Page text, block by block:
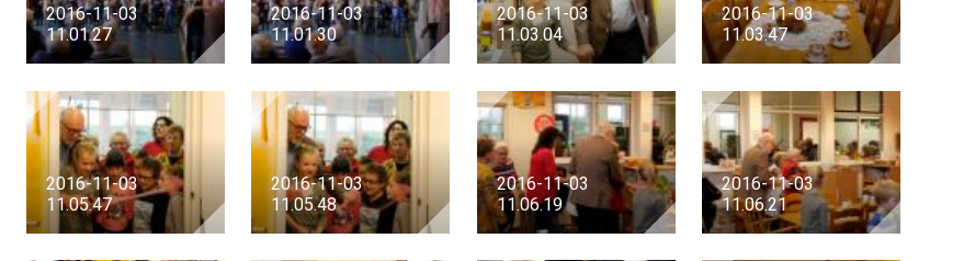
2016-11-03
11.01.27
2016-11-03
11.01.30
2016-11-03
11.03.04
2016-11-03
11.03.47
2016-11-03
11.05.47
2016-11-03
11.05.48
2016-11-03
11.06.19
2016-11-03
11.06.21